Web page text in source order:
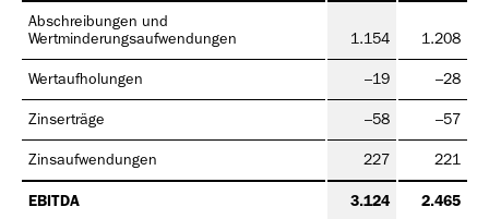
Abschreibungen und
Wertminderungsaufwendungen
1.154 1.208
Wertaufholungen –19 –28
Zinserträge –58 –57
Zinsaufwendungen 227 221
EBITDA 3.124 2.465